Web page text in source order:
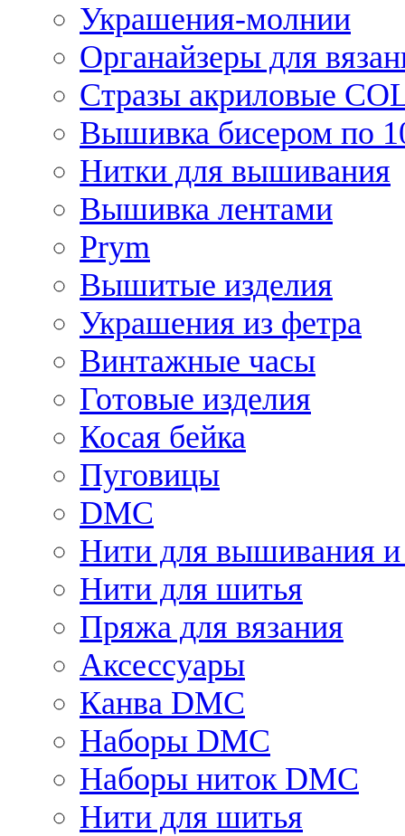
Украшения-молнии
Органайзеры для
Стразы акриловые
Вышивка бисером по
Нитки для вышивания
Вышивка лентами
Prym
Вышитые изделия
Украшения из фетра
Винтажные часы
Готовые изделия
Косая бейка
Пуговицы
DMC
Нити для вышивания и
Нити для шитья
Пряжа для вязания
Аксессуары
Канва DMC
Наборы DMC
Наборы ниток DMC
Нити для шитья